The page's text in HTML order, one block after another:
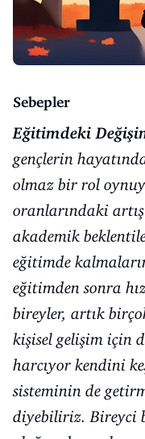
Sebepler
Eğitimdeki
gençlerin
olmaz bir rol
oranlarındaki
akademik
eğitimde
eğitimden sonra
bireyler, artık
kişisel gelişim için
harcıyor kendini
sisteminin de
diyebiliriz. Bireyci